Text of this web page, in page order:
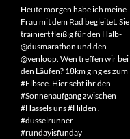
Heute morgen habe ich meine
Frau mit dem Rad begleitet. Sie
trainiert fleißig für den Halb-
@dusmarathon und den
@venloop. Wen treffen wir bei
den Läufen? 18km ging es zum
#Elbsee. Hier seht ihr den
#Sonnenaufgang zwischen
#Hassels uns #Hilden .
#düsselrunner
#rundayisfunday